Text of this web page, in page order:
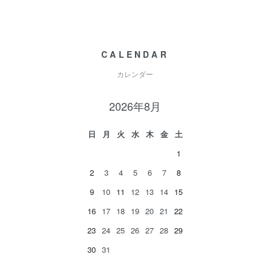
CALENDAR
カレンダー
2026年8月
日 月 火 水 木 金
土
1
2
3 4 5 6 7
8
9
10 11 12 13 14 15
16 17 18 19 20 21
22
23 24 25 26 27 28 29
30 31